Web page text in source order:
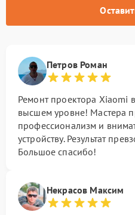
Петров Роман
Ремонт проектора Xiaomi
высшем уровне! Мастера
профессионализм и
устройству. Результат
Большое спасибо!
Некрасов Максим